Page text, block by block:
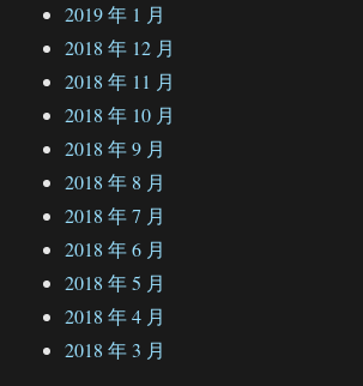
2019 年 1 月
2018 年 12 月
2018 年 11 月
2018 年 10 月
2018 年 9 月
2018 年 8 月
2018 年 7 月
2018 年 6 月
2018 年 5 月
2018 年 4 月
2018 年 3 月